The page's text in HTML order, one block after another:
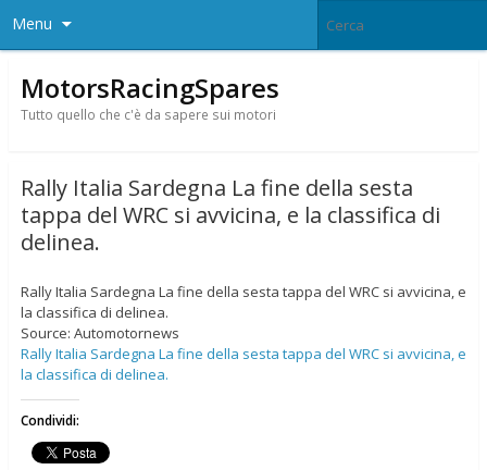
Menu
MotorsRacingSpares
Tutto quello che c'è da sapere sui motori
Rally Italia Sardegna La fine della sesta
tappa del WRC si avvicina, e la classifica di
delinea.
Rally Italia Sardegna La fine della sesta tappa del WRC si avvicina, e
la classifica di delinea.
Source: Automotornews
Rally Italia Sardegna La fine della sesta tappa del WRC si avvicina, e
la classifica di delinea.
Condividi: